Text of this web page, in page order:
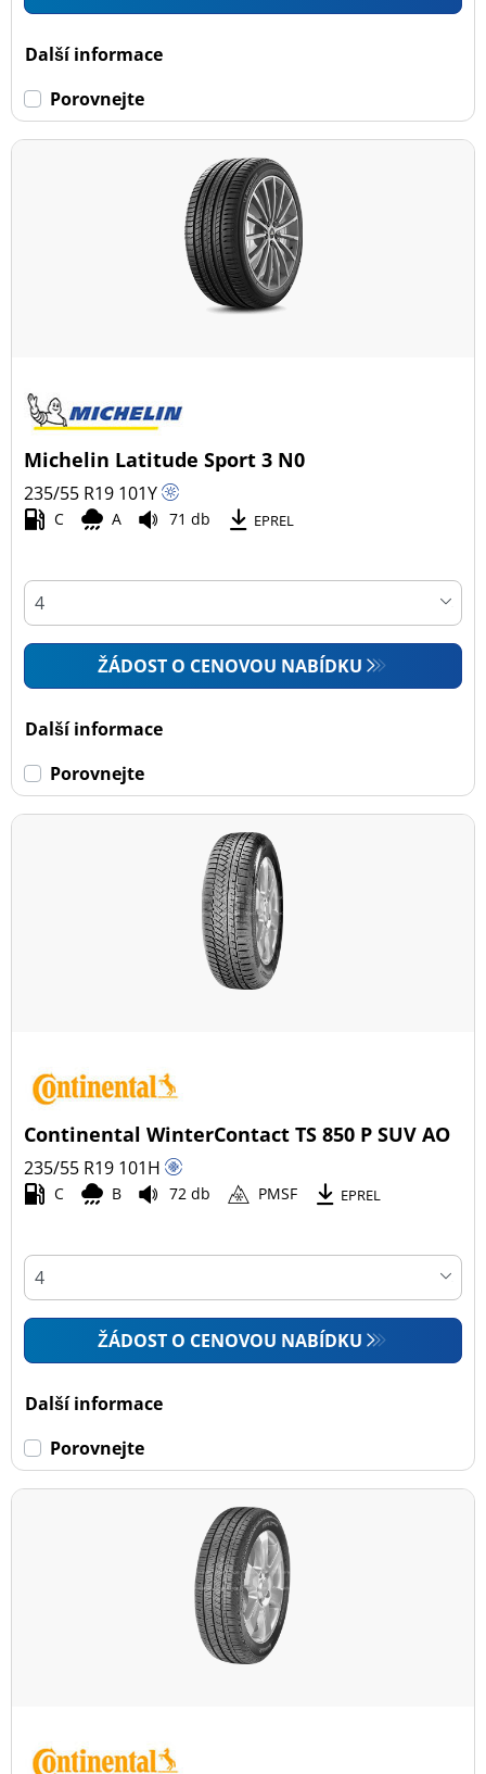
Další informace
Porovnejte
Michelin Latitude Sport 3 N0
235/55 R19 101Y
C A 71 db EPREL
ŽÁDOST O CENOVOU NABÍDKU
Další informace
Porovnejte
Continental WinterContact TS 850 P SUV AO
235/55 R19 101H
C B 72 db PMSF EPREL
ŽÁDOST O CENOVOU NABÍDKU
Další informace
Porovnejte